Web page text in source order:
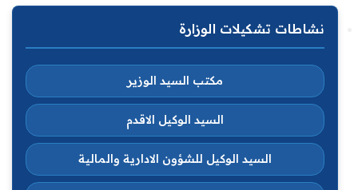
نشاطات تشكيلات الوزارة
مكتب السيد الوزير
السيد الوكيل الاقدم
السيد الوكيل للشؤون الادارية والمالية